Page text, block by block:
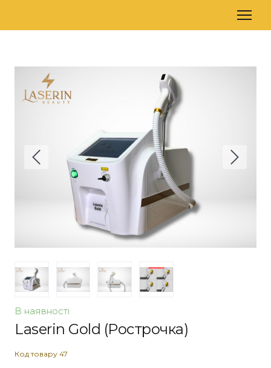
В наявності
Laserin Gold (Рострочка)
Код товару 47